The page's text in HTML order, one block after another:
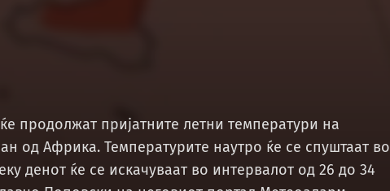
продолжат пријатните летни температури на
од Африка. Температурите наутро ќе се спуштаат во
денот ќе се искачуваат во интервалот од 26 до 34